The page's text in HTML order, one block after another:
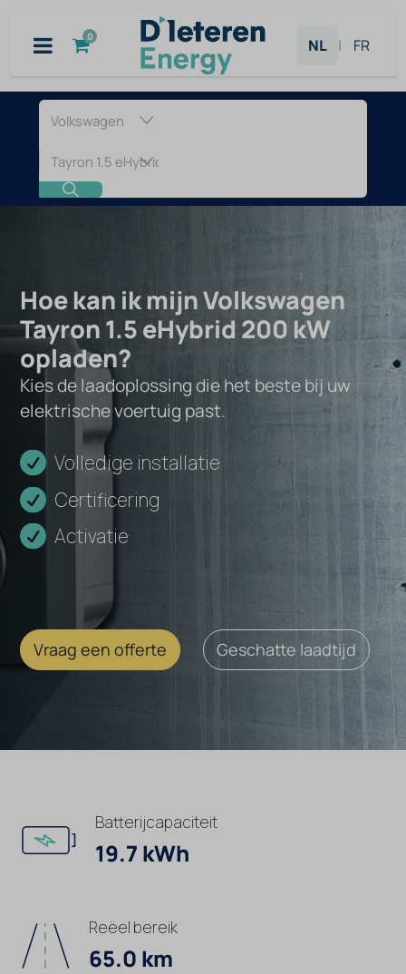
0 NL | FR
Laadpaal
voor
Volkswagen
1.5
eHybrid
200
kW
Hoe kan ik mijn Volkswagen
Tayron 1.5 eHybrid 200 kW
opladen?
Kies de laadoplossing die het beste bij uw
elektrische voertuig past.
Volledige installatie
Certificering
Activatie
Vraag een offerte Geschatte laadtijd
Batterijcapaciteit
19.7 kWh
Reëel bereik
65.0 km